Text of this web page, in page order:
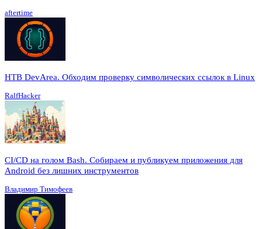
aftertime
HTB DevArea. Обходим проверку символических ссылок в Linux
RalfHacker
CI/CD на голом Bash. Собираем и публикуем приложения для
Android без лишних инструментов
Владимир Тимофеев